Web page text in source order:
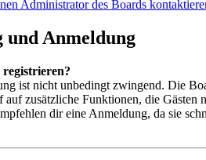
Administrator des Boards
und Anmeldung
registrieren?
ist nicht unbedingt zwingend. Die
zusätzliche Funktionen, die Gästen
dir eine Anmeldung, da sie